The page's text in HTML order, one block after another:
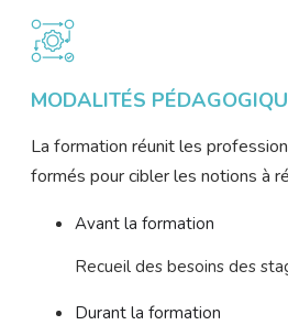
MODALITÉS
La formation réunit les
formés pour cibler les notions à
Avant la formation
Recueil des besoins des
Durant la formation